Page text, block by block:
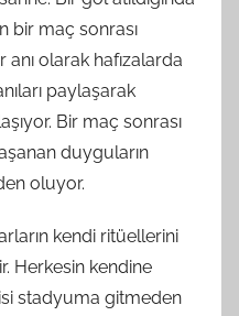
bir maç sonrası
olarak hafızalarda
paylaşarak
Bir maç sonrası
duyguların
oluyor.
kendi ritüellerini
Herkesin kendine
stadyuma gitmeden